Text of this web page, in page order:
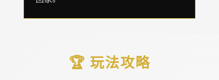
🏆 玩法攻略